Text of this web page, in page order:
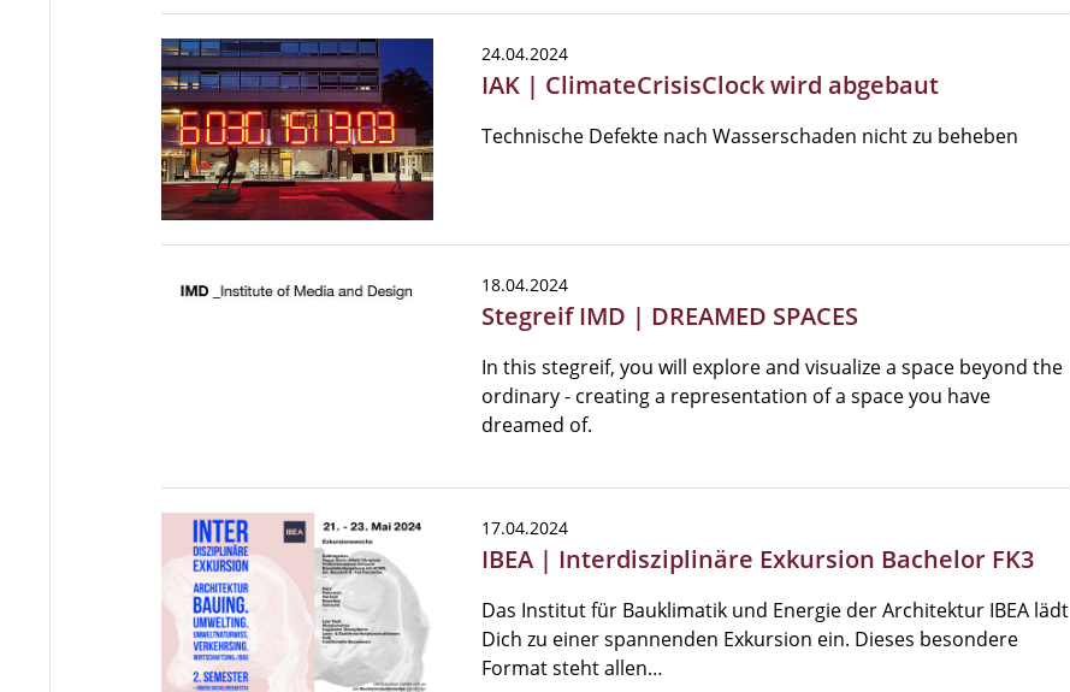
24.04.2024
IAK | ClimateCrisisClock wird abgebaut
Technische Defekte nach Wasserschaden nicht zu beheben
18.04.2024
Stegreif IMD | DREAMED SPACES
In this stegreif, you will explore and visualize a space beyond the
ordinary - creating a representation of a space you have
dreamed of.
17.04.2024
IBEA | Interdisziplinäre Exkursion Bachelor FK3
Das Institut für Bauklimatik und Energie der Architektur IBEA lädt
Dich zu einer spannenden Exkursion ein. Dieses besondere
Format steht allen…